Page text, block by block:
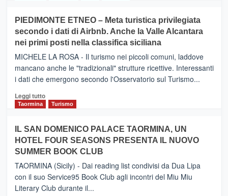
CATANIA
–
Inaugurato
il
nuovo
collegamento
tra
e
Zanzibar
da
Neos
PIEDIMONTE ETNEO – Meta turistica privilegiata
secondo i dati di Airbnb. Anche la Valle Alcantara
nei primi posti nella classifica siciliana
MICHELE LA ROSA - Il turismo nei piccoli comuni, laddove
mancano anche le "tradizionali" strutture ricettive. Interessanti
i dati che emergono secondo l'Osservatorio sul Turismo...
Leggi tuttoLeggi
PIEDIMONTE
ETNEO
–
Meta
turistica
privilegiata
secondo
Taormina Turismo
IL SAN DOMENICO PALACE TAORMINA, UN
HOTEL FOUR SEASONS PRESENTA IL NUOVO
SUMMER BOOK CLUB
TAORMINA (Sicily) - Dai reading list condivisi da Dua Lipa
con il suo Service95 Book Club agli incontri del Miu Miu
Literary Club durante il...